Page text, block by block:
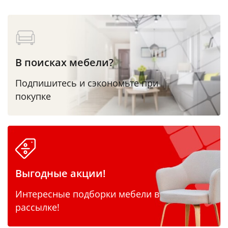
В поисках мебели?
Подпишитесь и сэкономьте при
покупке
Выгодные акции!
Интересные подборки мебели в
рассылке!